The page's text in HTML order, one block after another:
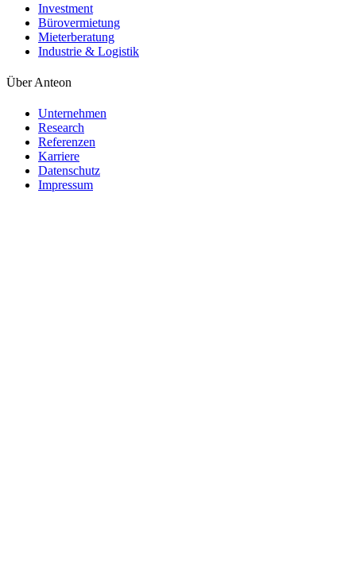
Investment
Bürovermietung
Mieterberatung
Industrie & Logistik
Über Anteon
Unternehmen
Research
Referenzen
Karriere
Datenschutz
Impressum